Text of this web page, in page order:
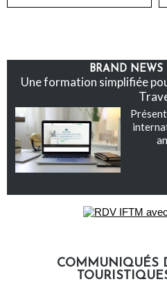
BRAND NEWS
Une formation simplifiée
COMMUNIQUÉS